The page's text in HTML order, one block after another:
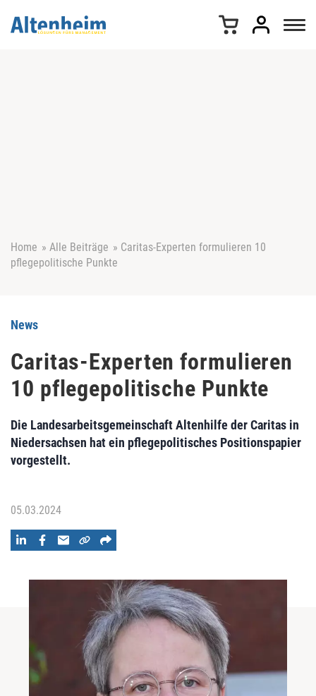
Home » Alle Beiträge » Caritas-Experten formulieren 10
pflegepolitische Punkte
News
Caritas-Experten formulieren
10 pflegepolitische Punkte
Die Landesarbeitsgemeinschaft Altenhilfe der Caritas in
Niedersachsen hat ein pflegepolitisches Positionspapier
vorgestellt.
05.03.2024